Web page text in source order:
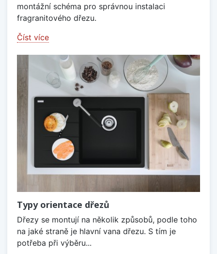
montážní schéma pro správnou instalaci
fragranitového dřezu.
Číst více
Typy orientace dřezů
Dřezy se montují na několik způsobů, podle toho
na jaké straně je hlavní vana dřezu. S tím je
potřeba při výběru...